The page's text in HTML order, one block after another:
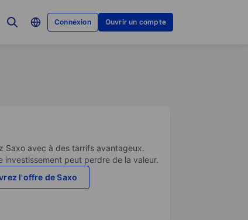
Connexion Ouvrir un compte
Saxo avec à des tarrifs avantageux.
investissement peut perdre de la valeur.
l'offre de Saxo